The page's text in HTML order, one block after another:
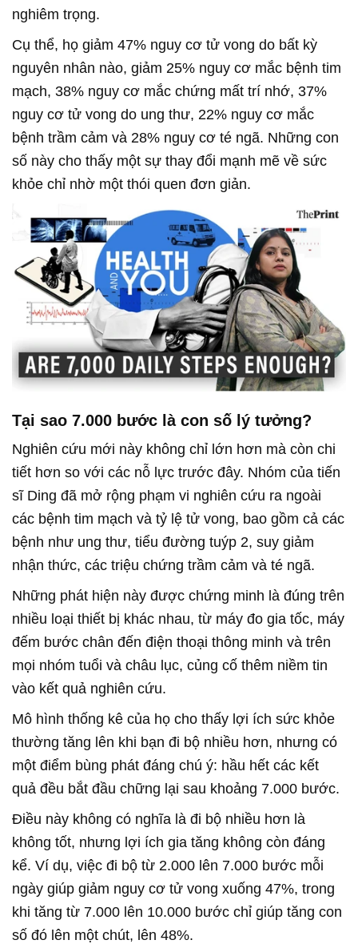
nghiêm trọng.
Cụ thể, họ giảm 47% nguy cơ tử vong do bất kỳ
nguyên nhân nào, giảm 25% nguy cơ mắc bệnh tim
mạch, 38% nguy cơ mắc chứng mất trí nhớ, 37%
nguy cơ tử vong do ung thư, 22% nguy cơ mắc
bệnh trầm cảm và 28% nguy cơ té ngã. Những con
số này cho thấy một sự thay đổi mạnh mẽ về sức
khỏe chỉ nhờ một thói quen đơn giản.
Tại sao 7.000 bước là con số lý tưởng?
Nghiên cứu mới này không chỉ lớn hơn mà còn chi
tiết hơn so với các nỗ lực trước đây. Nhóm của tiến
sĩ Ding đã mở rộng phạm vi nghiên cứu ra ngoài
các bệnh tim mạch và tỷ lệ tử vong, bao gồm cả các
bệnh như ung thư, tiểu đường tuýp 2, suy giảm
nhận thức, các triệu chứng trầm cảm và té ngã.
Những phát hiện này được chứng minh là đúng trên
nhiều loại thiết bị khác nhau, từ máy đo gia tốc, máy
đếm bước chân đến điện thoại thông minh và trên
mọi nhóm tuổi và châu lục, củng cố thêm niềm tin
vào kết quả nghiên cứu.
Mô hình thống kê của họ cho thấy lợi ích sức khỏe
thường tăng lên khi bạn đi bộ nhiều hơn, nhưng có
một điểm bùng phát đáng chú ý: hầu hết các kết
quả đều bắt đầu chững lại sau khoảng 7.000 bước.
Điều này không có nghĩa là đi bộ nhiều hơn là
không tốt, nhưng lợi ích gia tăng không còn đáng
kể. Ví dụ, việc đi bộ từ 2.000 lên 7.000 bước mỗi
ngày giúp giảm nguy cơ tử vong xuống 47%, trong
khi tăng từ 7.000 lên 10.000 bước chỉ giúp tăng con
số đó lên một chút, lên 48%.